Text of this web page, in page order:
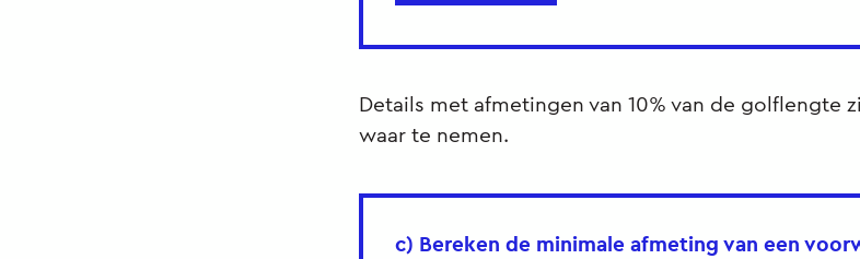
Details met afmetingen van 10% van de golflengte
waar te nemen.
c) Bereken de minimale afmeting van een